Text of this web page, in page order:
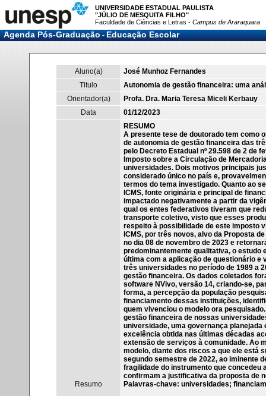
UNIVERSIDADE ESTADUAL PAULISTA
"JÚLIO DE MESQUITA FILHO"
Faculdade de Ciências e Letras - Campus de Araraquara
Agenda Pós-Graduação-Educação Escolar
Aluno(a)
José Munhoz Fernandes
Titulo
Autonomia de gestão financeira: uma
Orientador(a)
Profa. Dra. Maria Teresa Miceli Kerbauy
Data
01/12/2023
Resumo
RESUMO
A presente tese de doutorado tem como
de autonomia de gestão financeira das
pelo Decreto Estadual nº 29.598 de 2 de
Imposto sobre a Circulação de
universidades. Dois motivos principais
considerado único no país e,
termos do tema investigado. Quanto ao
ICMS, fonte originária e principal de
impactado negativamente a partir da
qual os entes federativos tiveram que
transporte coletivo, visto que esses
respeito à possibilidade de este imposto
ICMS, por três novos, alvo da Proposta
no dia 08 de novembro de 2023 e
predominantemente qualitativa, o estudo
última com a aplicação de questionário e
três universidades no período de 1989 a
gestão financeira. Os dados coletados
software NVivo, versão 14, criando-se,
forma, a percepção da população
financiamento dessas instituições,
quem vivenciou o modelo ora
gestão financeira de nossas
universidade, uma governança
excelência obtida nas últimas décadas
extensão de serviços à comunidade. Ao
modelo, diante dos riscos a que ele está
segundo semestre de 2022, ao iminente
fragilidade do instrumento que concedeu
confirmam a justificativa da proposta de
Palavras-chave: universidades;